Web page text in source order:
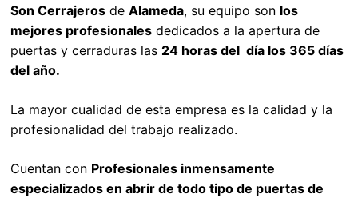
Son Cerrajeros de Alameda, su equipo son los
mejores profesionales dedicados a la apertura de
puertas y cerraduras las 24 horas del día los 365 días
del año.
La mayor cualidad de esta empresa es la calidad y la
profesionalidad del trabajo realizado.
Cuentan con Profesionales inmensamente
especializados en abrir de todo tipo de puertas de